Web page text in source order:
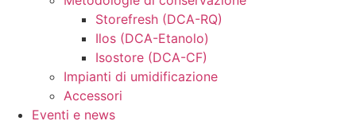
Storefresh (DCA-RQ)
Ilos (DCA-Etanolo)
Isostore (DCA-CF)
Impianti di umidificazione
Accessori
Eventi e news